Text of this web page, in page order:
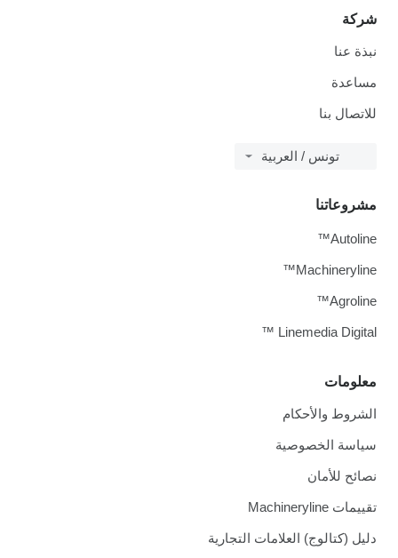
شركة
نبذة عنا
مساعدة
للاتصال بنا
تونس / العربية
معلومات
الشروط والأحكام
سياسة الخصوصية
نصائح للأمان
تقييمات Machineryline
دليل (كتالوج) العلامات التجارية
مشروعاتنا
Autoline™
Machineryline™
Agroline™
Linemedia Digital ™